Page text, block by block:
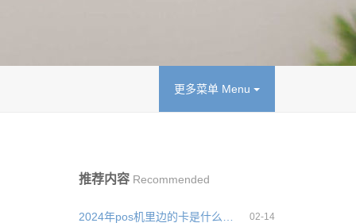
更多菜单 Menu
推荐内容 Recommended
02-14